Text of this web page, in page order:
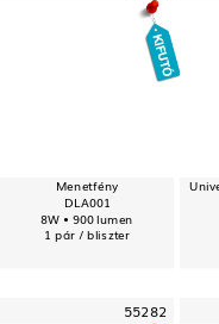
Menetfény
DLA001
8W • 900 lumen
1 pár / bliszter
55282